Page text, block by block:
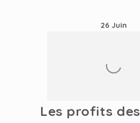
26 Juin
Les profits des